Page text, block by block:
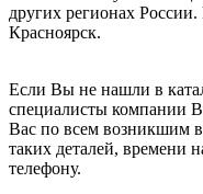
других регионах
Красноярск.
Если Вы не нашли в
специалисты компании
Вас по всем возникшим
таких деталей, времени
телефону.